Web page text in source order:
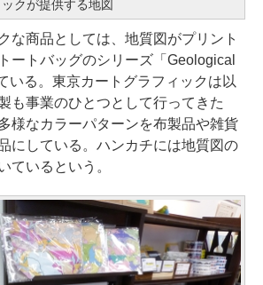
クが提供する地図
な商品としては、地質図がプリント
ートバッグのシリーズ「Geological
いる。東京カートグラフィックは以
も事業のひとつとして行ってきた
様なカラーパターンを布製品や雑貨
にしている。ハンカチには地質図の
ているという。